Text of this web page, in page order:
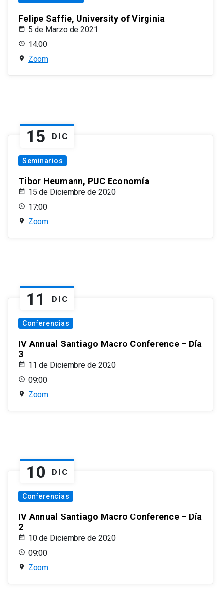
Felipe Saffie, University of Virginia
5 de Marzo de 2021
14:00
Zoom
15 DIC
Seminarios
Tibor Heumann, PUC Economía
15 de Diciembre de 2020
17:00
Zoom
11 DIC
Conferencias
IV Annual Santiago Macro Conference – Día
3
11 de Diciembre de 2020
09:00
Zoom
10 DIC
Conferencias
IV Annual Santiago Macro Conference – Día
2
10 de Diciembre de 2020
09:00
Zoom